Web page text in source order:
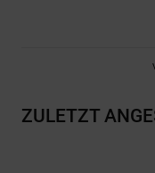
ZULETZT